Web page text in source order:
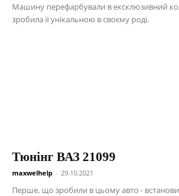
Машину перефарбували в ексклюзивний
зробила її унікальною в своєму роді.
Тюнінг ВАЗ 21099
maxwelhelp - 29.10.2021
Перше, що зробили в цьому авто -